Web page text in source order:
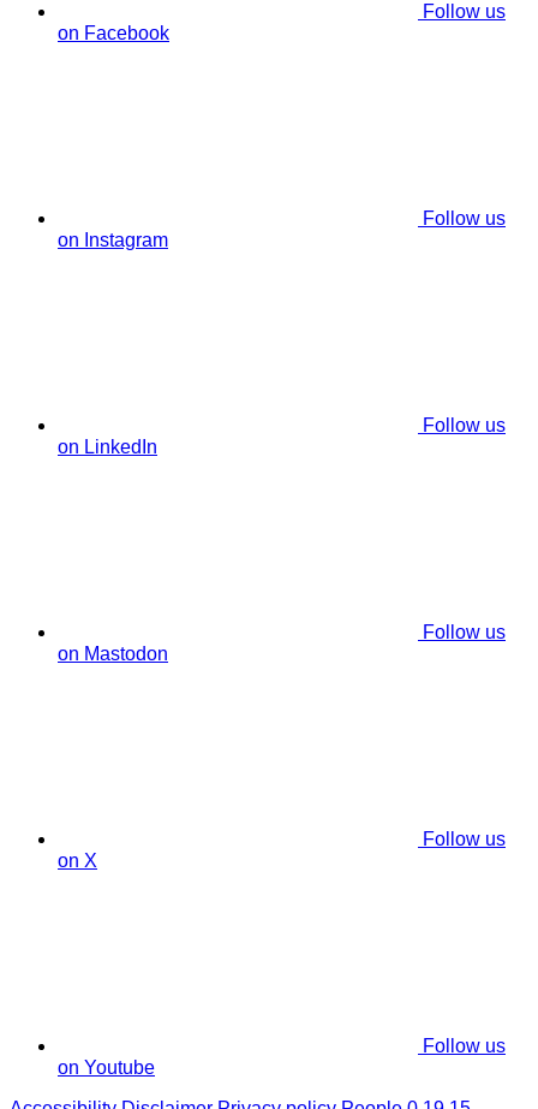
Follow us
on Facebook
Follow us
on Instagram
Follow us
on LinkedIn
Follow us
on Mastodon
Follow us
on X
Follow us
on Youtube